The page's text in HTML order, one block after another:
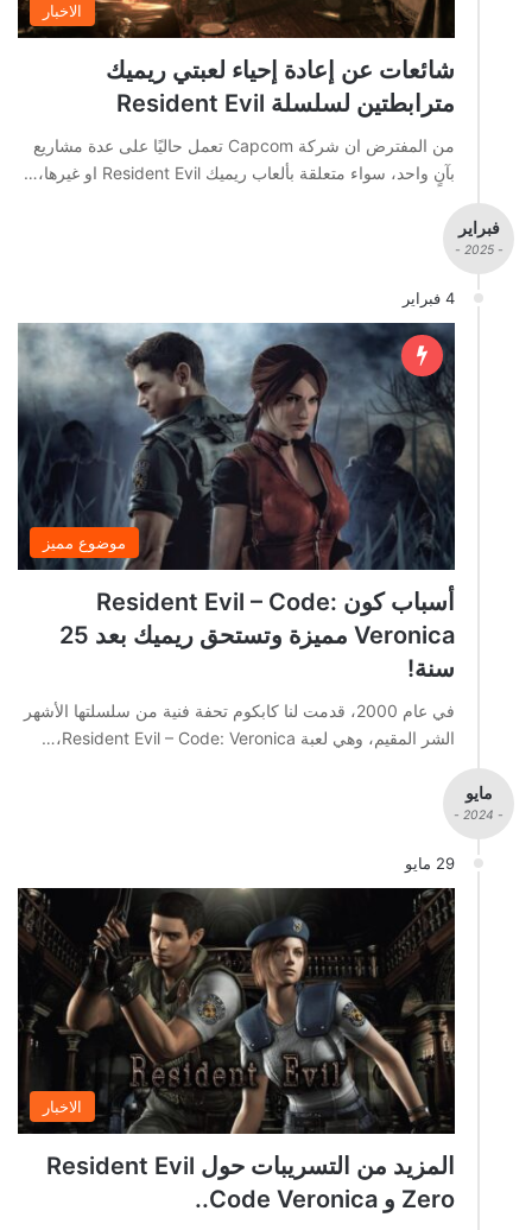
الاخبار
شائعات عن إعادة إحياء لعبتي ريميك
مترابطتين لسلسلة Resident Evil
من المفترض ان شركة Capcom تعمل حاليًا على عدة مشاريع
بآنٍ واحد، سواء متعلقة بألعاب ريميك Resident Evil او غيرها،…
فبراير
- 2025 -
4 فبراير
موضوع مميز
أسباب كون Resident Evil – Code:
Veronica مميزة وتستحق ريميك بعد 25
سنة!
في عام 2000، قدمت لنا كابكوم تحفة فنية من سلسلتها الأشهر
الشر المقيم، وهي لعبة Resident Evil – Code: Veronica،…
مايو
- 2024 -
29 مايو
الاخبار
المزيد من التسريبات حول Resident Evil
Zero و Code Veronica..